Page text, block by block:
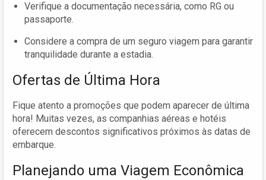
Verifique a documentação necessária, como RG ou
passaporte.
Considere a compra de um seguro viagem para garantir
tranquilidade durante a estadia.
Ofertas de Última Hora
Fique atento a promoções que podem aparecer de última
hora! Muitas vezes, as companhias aéreas e hotéis
oferecem descontos significativos próximos às datas de
embarque.
Planejando uma Viagem Econômica